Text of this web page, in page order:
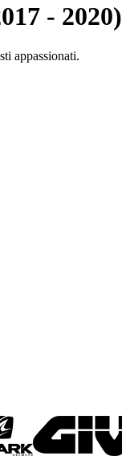
- 2020)
appassionati.